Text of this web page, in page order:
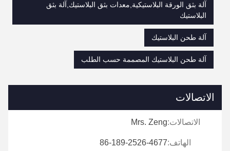
آلة بثق الورقة البلاستيكية,معدات بثق البلاستيك,آلة بثق
البلاستيك
آلة طحن البلاستيك
آلة طحن البلاستيك المصممة حسب الطلب
الاتصالات
الاتصالات:Mrs. Zeng
الهاتف:86-189-2526-4677